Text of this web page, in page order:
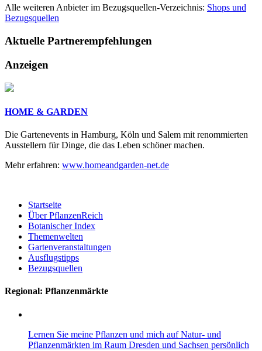
Alle weiteren Anbieter im Bezugsquellen-Verzeichnis: Shops und
Bezugsquellen
Aktuelle Partnerempfehlungen
Anzeigen
HOME & GARDEN
Die Gartenevents in Hamburg, Köln und Salem mit renommierten
Ausstellern für Dinge, die das Leben schöner machen.
Mehr erfahren: www.homeandgarden-net.de
Startseite
Über PflanzenReich
Botanischer Index
Themenwelten
Gartenveranstaltungen
Ausflugstipps
Bezugsquellen
Regional: Pflanzenmärkte
Lernen Sie meine Pflanzen und mich auf Natur- und
Pflanzenmärkten im Raum Dresden und Sachsen persönlich